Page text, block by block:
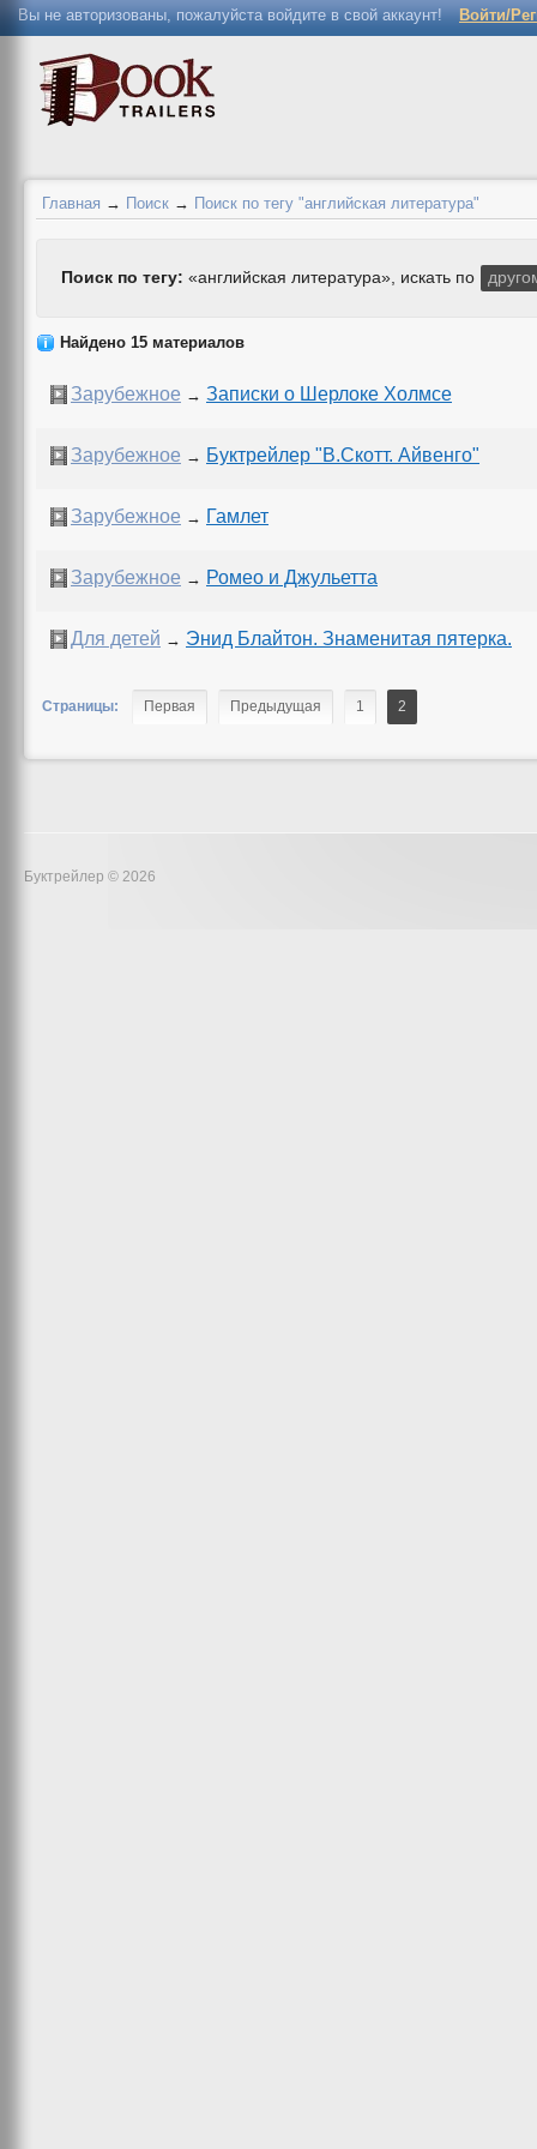
Вы не авторизованы, пожалуйста войдите в свой аккаунт! Войти/
Главная → Поиск → Поиск по тегу "английская литература"
Поиск по тегу: «английская литература», искать по
Найдено 15 материалов
Зарубежное → Записки о Шерлоке Холмсе
Зарубежное → Буктрейлер "В.Скотт. Айвенго"
Зарубежное → Гамлет
Зарубежное → Ромео и Джульетта
Для детей → Энид Блайтон. Знаменитая пятерка.
Страницы: Первая Предыдущая 1 2
Буктрейлер © 2026